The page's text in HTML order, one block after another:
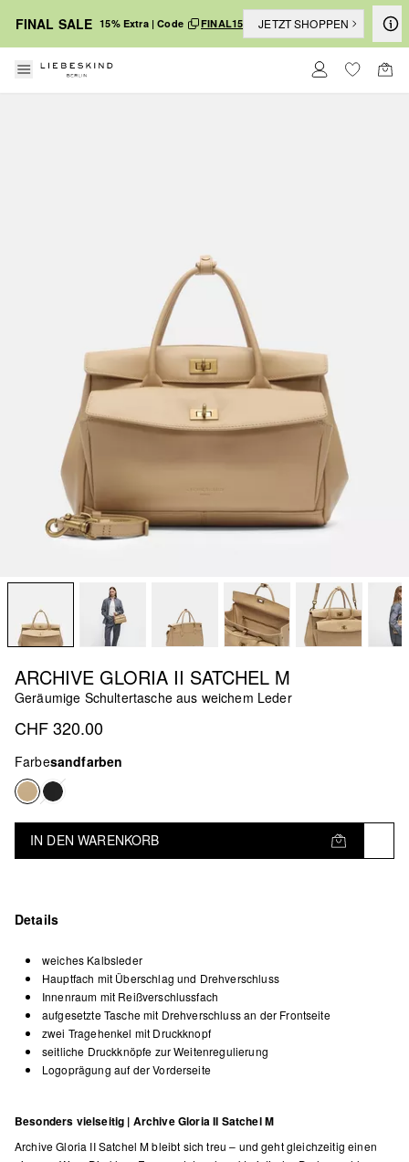
FINAL SALE 15% Extra | Code FINAL15 JETZT SHOPPEN
ARCHIVE GLORIA II SATCHEL M
Geräumige Schultertasche aus weichem Leder
CHF 320.00
Farbesandfarben
IN DEN WARENKORB
Details
weiches Kalbsleder
Hauptfach mit Überschlag und Drehverschluss
Innenraum mit Reißverschlussfach
aufgesetzte Tasche mit Drehverschluss an der Frontseite
zwei Tragehenkel mit Druckknopf
seitliche Druckknöpfe zur Weitenregulierung
Logoprägung auf der Vorderseite
Besonders vielseitig | Archive Gloria II Satchel M
Archive Gloria II Satchel M bleibt sich treu – und geht gleichzeitig einen